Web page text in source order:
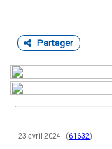
Partager
23 avril 2024 - (61632)